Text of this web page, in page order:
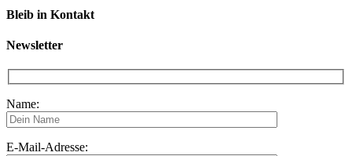
Bleib in Kontakt
Newsletter
Name:
E-Mail-Adresse: